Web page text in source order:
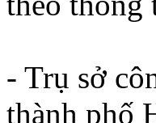
- Trụ sở
thành phố